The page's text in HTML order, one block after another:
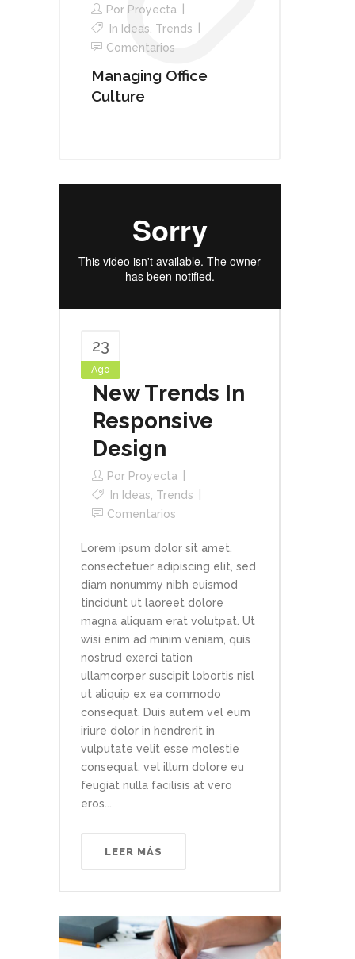
Por Proyecta
In Ideas, Trends
Comentarios
Managing Office
Culture
23
Ago
New Trends In
Responsive
Design
Por Proyecta
In Ideas Trends
Comentarios
Lorem ipsum dolor sit amet,
consectetuer adipiscing elit, sed
diam nonummy nibh euismod
tincidunt ut laoreet dolore
magna aliquam erat volutpat. Ut
wisi enim ad minim veniam, quis
nostrud exerci tation
ullamcorper suscipit lobortis nisl
ut aliquip ex ea commodo
consequat. Duis autem vel eum
iriure dolor in hendrerit in
vulputate velit esse molestie
consequat, vel illum dolore eu
feugiat nulla facilisis at vero
eros...
LEER MÁS